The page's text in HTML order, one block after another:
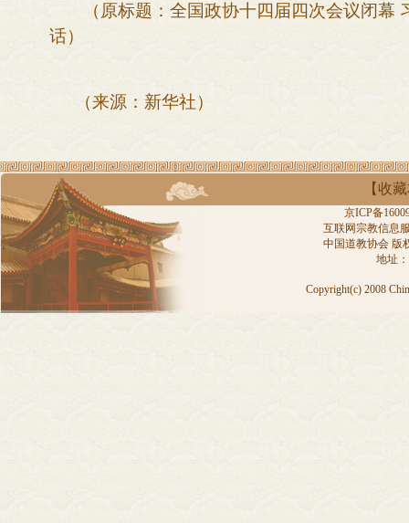
（原标题：全国政协十四届四次会议闭幕
话）
（来源：新华社）